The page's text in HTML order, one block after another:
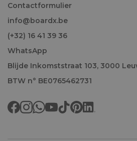
Contactformulier
info@boardx.be
(+32) 16 41 39 36
WhatsApp
Blijde Inkomststraat 103, 3000
BTW n° BE0765462731